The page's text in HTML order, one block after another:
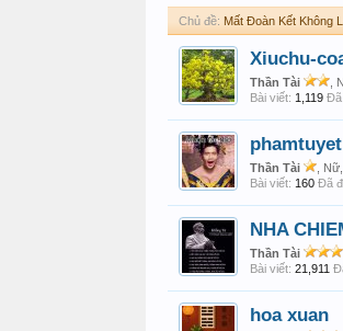
Chủ đề: Mất Đoàn Kết Không
Xiuchu-
Thần Tài
,
Bài viết: 1,119 Đã
phamtuyet
Thần Tài ,
Bài viết: 160 Đã
NHA
Thần Tài
Bài viết: 21,911
hoa xuan